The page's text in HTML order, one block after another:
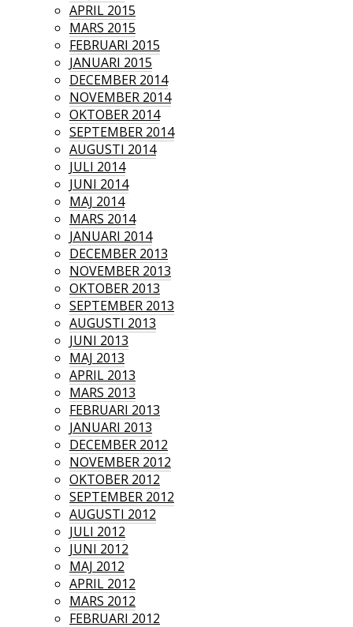
APRIL 2015
MARS 2015
FEBRUARI 2015
JANUARI 2015
DECEMBER 2014
NOVEMBER 2014
OKTOBER 2014
SEPTEMBER 2014
AUGUSTI 2014
JULI 2014
JUNI 2014
MAJ 2014
MARS 2014
JANUARI 2014
DECEMBER 2013
NOVEMBER 2013
OKTOBER 2013
SEPTEMBER 2013
AUGUSTI 2013
JUNI 2013
MAJ 2013
APRIL 2013
MARS 2013
FEBRUARI 2013
JANUARI 2013
DECEMBER 2012
NOVEMBER 2012
OKTOBER 2012
SEPTEMBER 2012
AUGUSTI 2012
JULI 2012
JUNI 2012
MAJ 2012
APRIL 2012
MARS 2012
FEBRUARI 2012